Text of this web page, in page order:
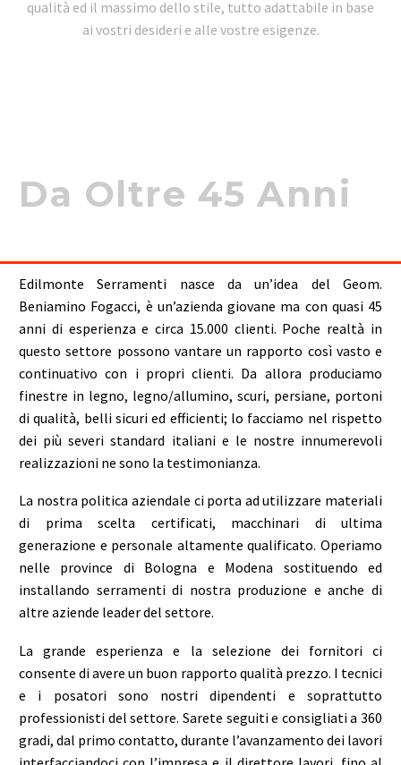
qualità ed il massimo dello stile, tutto adattabile in base
ai vostri desideri e alle vostre esigenze.
Da Oltre 45 Anni
Edilmonte Serramenti nasce da un’idea del Geom.
Beniamino Fogacci, è un’azienda giovane ma con quasi 45
anni di esperienza e circa 15.000 clienti. Poche realtà in
questo settore possono vantare un rapporto così vasto e
continuativo con i propri clienti. Da allora produciamo
finestre in legno, legno/allumino, scuri, persiane, portoni
di qualità, belli sicuri ed efficienti; lo facciamo nel rispetto
dei più severi standard italiani e le nostre innumerevoli
realizzazioni ne sono la testimonianza.
La nostra politica aziendale ci porta ad utilizzare materiali
di prima scelta certificati, macchinari di ultima
generazione e personale altamente qualificato. Operiamo
nelle province di Bologna e Modena sostituendo ed
installando serramenti di nostra produzione e anche di
altre aziende leader del settore.
La grande esperienza e la selezione dei fornitori ci
consente di avere un buon rapporto qualità prezzo. I tecnici
e i posatori sono nostri dipendenti e soprattutto
professionisti del settore. Sarete seguiti e consigliati a 360
gradi, dal primo contatto, durante l’avanzamento dei lavori